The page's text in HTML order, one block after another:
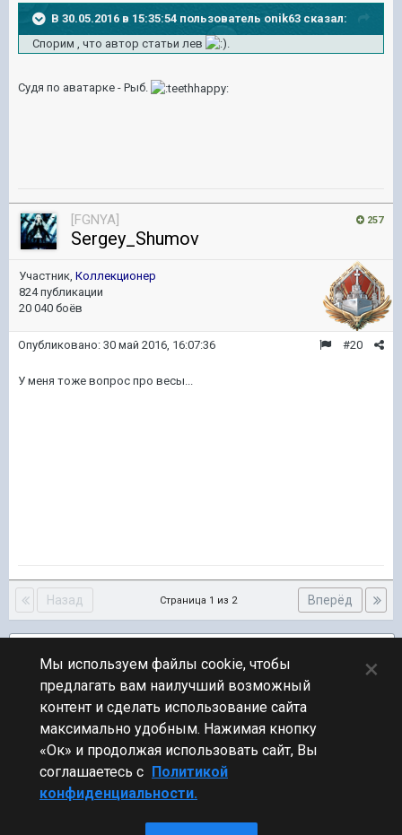
В 30.05.2016 в 15:35:54 пользователь onik63 сказал:
Спорим , что автор статьи лев
Судя по аватарке - Рыб.
257
[FGNYA]
Sergey_Shumov
Участник, Коллекционер
824 публикации
20 040 боёв
#20
Опубликовано: 30 май 2016, 16:07:36
У меня тоже вопрос про весы...
Назад Вперёд
Страница 1 из 2
ПЕРЕЙТИ К СПИСКУ ТЕМ
Юмор
Стиль
Мы используем файлы cookie, чтобы
предлагать вам наилучший возможный
контент и сделать использование сайта
максимально удобным. Нажимая кнопку
«Ок» и продолжая использовать сайт, Вы
соглашаетесь с Политикой
конфиденциальности.
×